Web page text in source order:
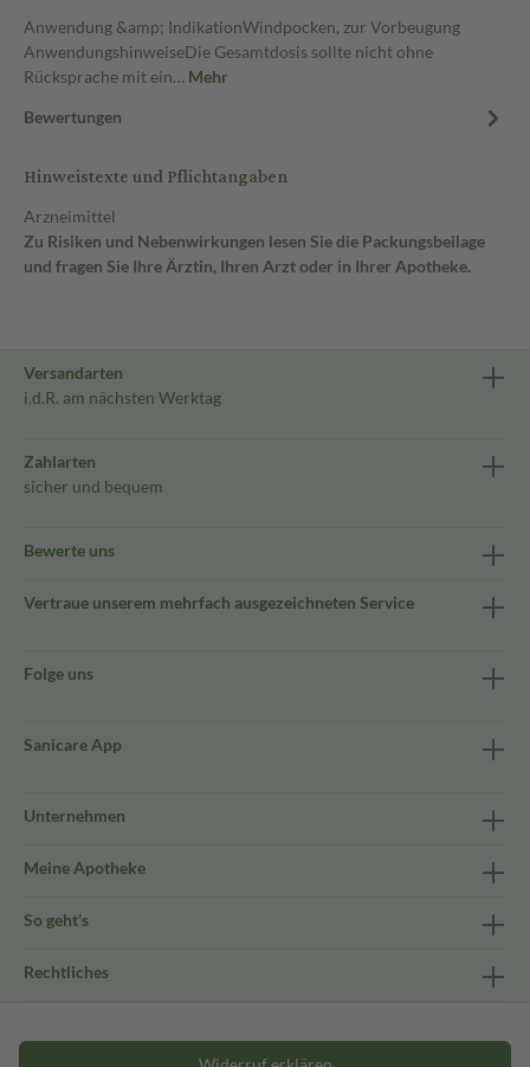
Anwendung &amp; IndikationWindpocken, zur Vorbeugung
AnwendungshinweiseDie Gesamtdosis sollte nicht ohne
Rücksprache mit ein… Mehr
Bewertungen
Hinweistexte und Pflichtangaben
Arzneimittel
Zu Risiken und Nebenwirkungen lesen Sie die Packungsbeilage
und fragen Sie Ihre Ärztin, Ihren Arzt oder in Ihrer Apotheke.
Versandarten
i.d.R. am nächsten Werktag
Zahlarten
sicher und bequem
Bewerte uns
Vertraue unserem mehrfach ausgezeichneten Service
Folge uns
Sanicare App
Unternehmen
Meine Apotheke
So geht's
Rechtliches